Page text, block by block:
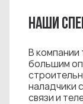
НАШИ
В компании
большим
наладчики
связи и